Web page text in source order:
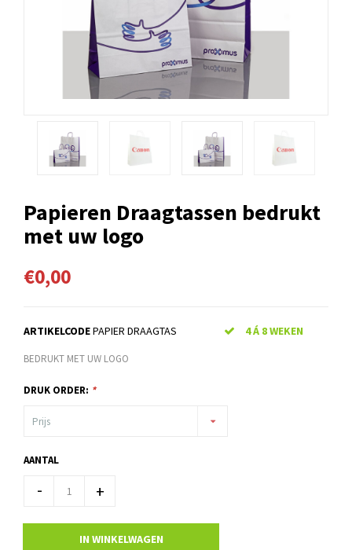
Papieren Draagtassen bedrukt
met uw logo
€0,00
ARTIKELCODEPAPIER DRAAGTAS 4 Á 8 WEKEN
BEDRUKT MET UW LOGO
DRUK ORDER: *
Prijs
AANTAL
- +
IN WINKELWAGEN